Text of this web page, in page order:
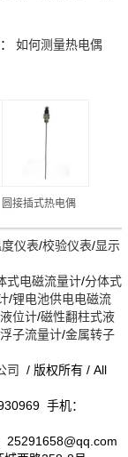
如何测量热电偶
圆接插式热电偶
仪表/校验仪表/显示
式电磁流量计/分体式
/锂电池供电电磁流
位计/磁性翻柱式液
子流量计/金属转子
司 / 版权所有 / All
手机：
25291658@qq.com